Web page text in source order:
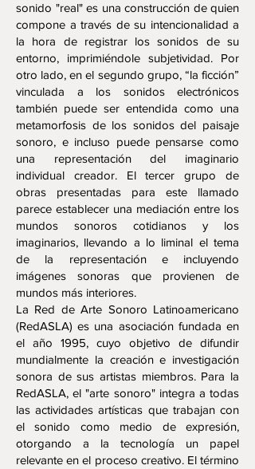
sonido "real" es una construcción de quien
compone a través de su intencionalidad a
la hora de registrar los sonidos de su
entorno, imprimiéndole subjetividad. Por
otro lado, en el segundo grupo, “la ficción”
vinculada a los sonidos electrónicos
también puede ser entendida como una
metamorfosis de los sonidos del paisaje
sonoro, e incluso puede pensarse como
una representación del imaginario
individual creador. El tercer grupo de
obras presentadas para este llamado
parece establecer una mediación entre los
mundos sonoros cotidianos y los
imaginarios, llevando a lo liminal el tema
de la representación e incluyendo
imágenes sonoras que provienen de
mundos más interiores.
La Red de Arte Sonoro Latinoamericano
(RedASLA) es una asociación fundada en
el año 1995, cuyo objetivo de difundir
mundialmente la creación e investigación
sonora de sus artistas miembros. Para la
RedASLA, el "arte sonoro" integra a todas
las actividades artísticas que trabajan con
el sonido como medio de expresión,
otorgando a la tecnología un papel
relevante en el proceso creativo. El término